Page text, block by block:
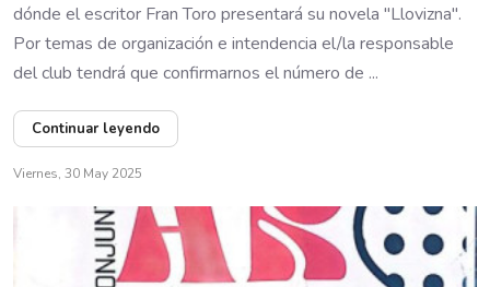
dónde el escritor Fran Toro presentará su novela "Llovizna".
Por temas de organización e intendencia el/la responsable
del club tendrá que confirmarnos el número de ...
Continuar leyendo
Viernes, 30 May 2025